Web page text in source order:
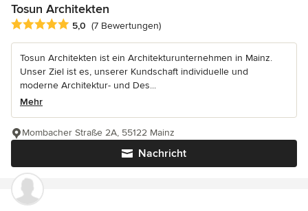
Tosun Architekten
Durchschnittliche Bewertung: 5 von 5 Sternen
5,0 (7 Bewertungen)
Tosun Architekten ist ein Architekturunternehmen in Mainz.
Unser Ziel ist es, unserer Kundschaft individuelle und
moderne Architektur- und Des...
Mehr
Nachricht
Mombacher Straße 2A, 55122 Mainz